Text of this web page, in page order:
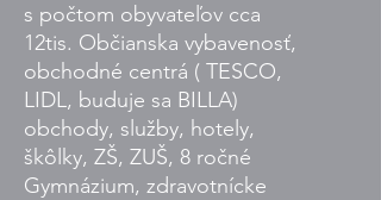
s počtom obyvateľov cca
12tis. Občianska vybavenosť,
obchodné centrá ( TESCO,
LIDL, buduje sa BILLA)
obchody, služby, hotely,
škôlky, ZŠ, ZUŠ, 8 ročné
Gymnázium, zdravotnícke